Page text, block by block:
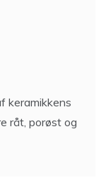
keramikkens
råt, porøst og